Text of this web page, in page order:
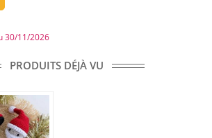
30/11/2026
PRODUITS DÉJÀ VU